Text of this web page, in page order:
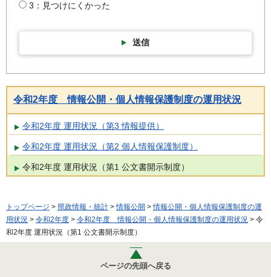
3：見つけにくかった
送信
令和2年度 情報公開・個人情報保護制度の運用状況
令和2年度 運用状況（第3 情報提供）
令和2年度 運用状況（第2 個人情報保護制度）
令和2年度 運用状況（第1 公文書開示制度）
トップページ > 県政情報・統計 >情報公開 >情報公開・個人情報保護制度の運
用状況 > 令和2年度 > 令和2年度 情報公開・個人情報保護制度の運用状況 > 令
和2年度 運用状況（第1 公文書開示制度）
ページの先頭へ戻る